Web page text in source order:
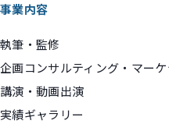
事業内容
執筆・監修
企画コンサルティング・マー
講演・動画出演
実績ギャラリー